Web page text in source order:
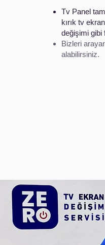
Tv Panel
kırık tv
değişimi gibi
Bizleri
alabilirsiniz.